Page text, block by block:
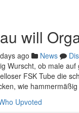
will
ago News
Wurscht, ob male
FSK Tube die
wie
Upvoted